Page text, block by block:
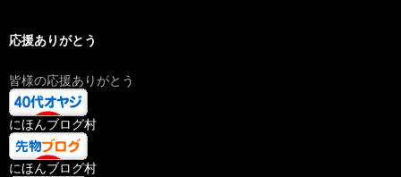
応援ありがとう
皆様の応援ありがとう
にほんブログ村
にほんブログ村